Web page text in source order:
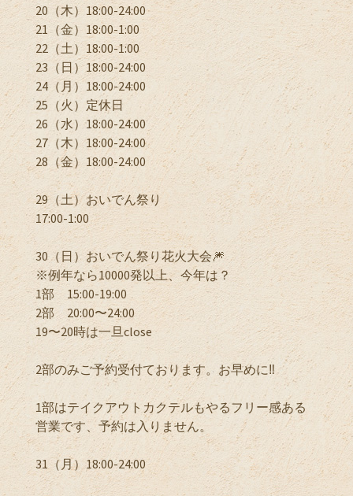
20（木）18:00-24:00
21（金）18:00-1:00
22（土）18:00-1:00
23（日）18:00-24:00
24（月）18:00-24:00
25（火）定休日
26（水）18:00-24:00
27（木）18:00-24:00
28（金）18:00-24:00
29（土）おいでん祭り
17:00-1:00
30（日）おいでん祭り花火大会🎆
※例年なら10000発以上、今年は？
1部 15:00-19:00
2部 20:00〜24:00
19〜20時は一旦close
2部のみご予約受付ております。お早めに‼️
1部はテイクアウトカクテルもやるフリー感ある
営業です、予約は入りません。
31（月）18:00-24:00